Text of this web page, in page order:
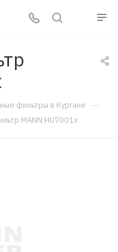
фильтры в Кургане —
MANN HU7001x